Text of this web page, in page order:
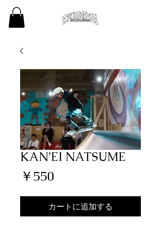
KAN’EI NATSUME
￥550
格
カートに追加する